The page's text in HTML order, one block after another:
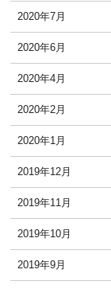
2020年7月
2020年6月
2020年4月
2020年2月
2020年1月
2019年12月
2019年11月
2019年10月
2019年9月